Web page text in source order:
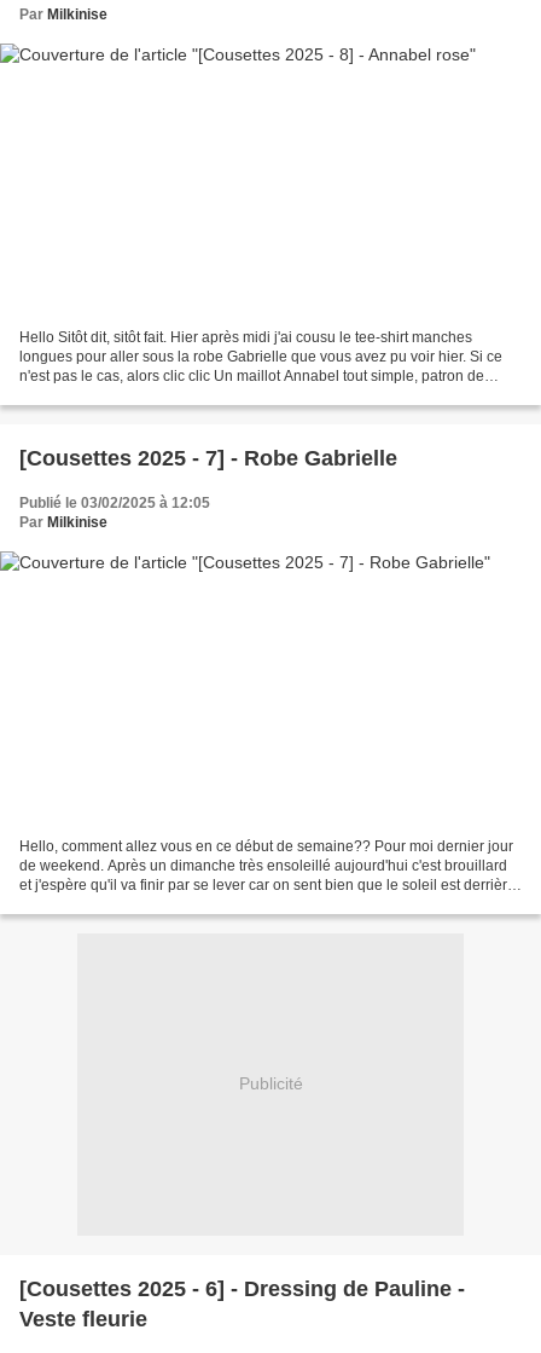
Par Milkinise
Hello Sitôt dit, sitôt fait. Hier après midi j'ai cousu le tee-shirt manches
longues pour aller sous la robe Gabrielle que vous avez pu voir hier. Si ce
n'est pas le cas, alors clic clic Un maillot Annabel tout simple, patron de
[Cousettes 2025 - 7] - Robe Gabrielle
Publié le 03/02/2025 à 12:05
Par Milkinise
Hello, comment allez vous en ce début de semaine?? Pour moi dernier jour
de weekend. Après un dimanche très ensoleillé aujourd'hui c'est brouillard
et j'espère qu'il va finir par se lever car on sent bien que le soleil est derrière!
Publicité
[Cousettes 2025 - 6] - Dressing de Pauline -
Veste fleurie